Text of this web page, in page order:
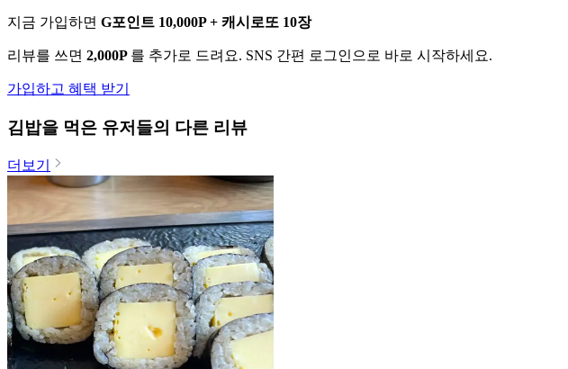
지금 가입하면 G포인트 10,000P + 캐시로또 10장
리뷰를 쓰면 2,000P 를 추가로 드려요. SNS 간편 로그인으로 바로 시작하세요.
가입하고 혜택 받기
김밥을 먹은 유저들의 다른 리뷰
더보기